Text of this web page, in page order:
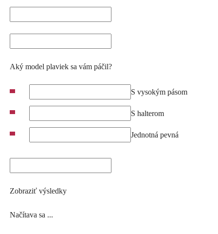
Aký model plaviek sa vám páčil?
S vysokým pásom
S halterom
Jednotná pevná
Zobraziť výsledky
Načítava sa ...